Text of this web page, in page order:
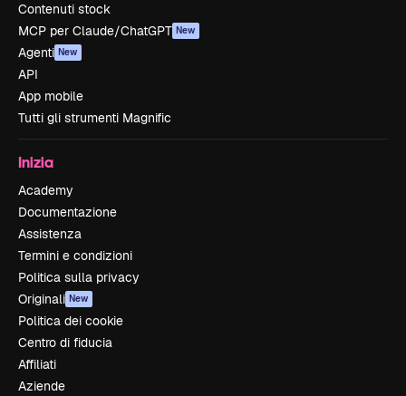
Contenuti stock
MCP per Claude/ChatGPT New
Agenti New
API
App mobile
Tutti gli strumenti Magnific
Inizia
Academy
Documentazione
Assistenza
Termini e condizioni
Politica sulla privacy
Originali New
Politica dei cookie
Centro di fiducia
Affiliati
Aziende